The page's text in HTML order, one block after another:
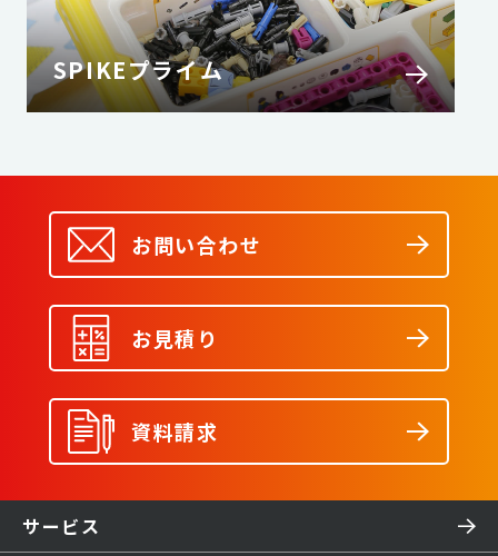
SPIKEプライム
お問い合わせ
お見積り
資料請求
サービス